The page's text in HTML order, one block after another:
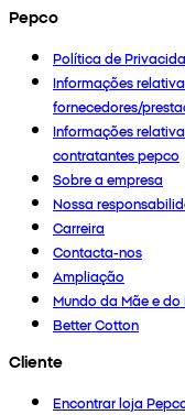
Pepco
Política de
Informações
fornecedores/
Informações
contratantes pepco
Sobre a empresa
Nossa
Carreira
Contacta-nos
Ampliação
Mundo da Mãe e do
Better Cotton
Cliente
Encontrar loja